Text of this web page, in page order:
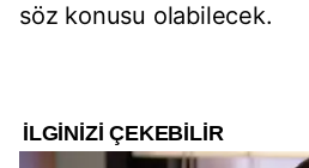
söz konusu olabilecek.